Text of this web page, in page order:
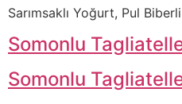
Sarımsaklı Yoğurt, Pul
Somonlu
Somonlu